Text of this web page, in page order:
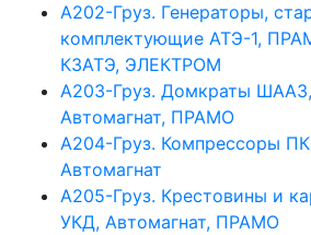
А202-Груз. Генераторы,
комплектующие АТЭ-1,
КЗАТЭ, ЭЛЕКТРОМ
А203-Груз. Домкраты
Автомагнат, ПРАМО
А204-Груз. Компрессоры
Автомагнат
А205-Груз. Крестовины и
УКД, Автомагнат, ПРАМО